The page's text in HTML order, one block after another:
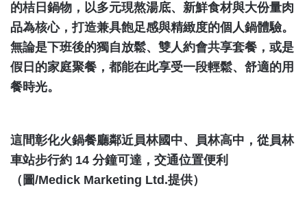
的桔日鍋物，以多元現熬湯底、新鮮食材與大份量肉
品為核心，打造兼具飽足感與精緻度的個人鍋體驗。
無論是下班後的獨自放鬆、雙人約會共享套餐，或是
假日的家庭聚餐，都能在此享受一段輕鬆、舒適的用
餐時光。
這間彰化火鍋餐廳鄰近員林國中、員林高中，從員林
車站步行約 14 分鐘可達，交通位置便利
（圖/Medick Marketing Ltd.提供）